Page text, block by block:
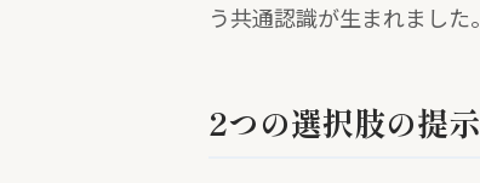
う共通認識が生まれました。
2つの選択肢の提示